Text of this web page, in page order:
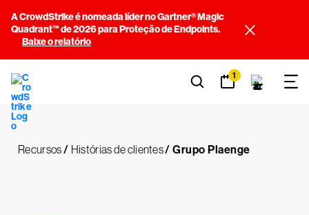
A CrowdStrike é nomeada líder no Gartner® Magic
Quadrant™ de 2026 para Proteção de Endpoints.
Baixe o relatório
1
Recursos/ Histórias de clientes/ Grupo Plaenge